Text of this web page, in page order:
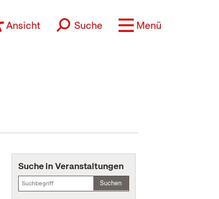
Ansicht Suche Menü
Suche in Veranstaltungen
Suchen